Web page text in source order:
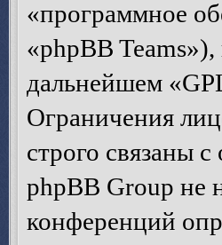
«программное
«phpBB
дальнейшем
Ограничения
строго связаны
phpBB Group не
конференций